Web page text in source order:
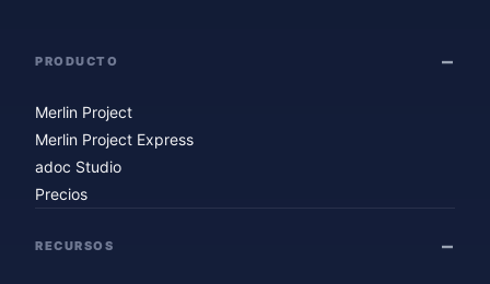
PRODUCTO
Merlin Project
Merlin Project Express
adoc Studio
Precios
RECURSOS